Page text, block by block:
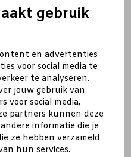
gebruik
en advertenties
voor social media te
te analyseren.
jouw gebruik van
voor social media,
partners kunnen deze
informatie die je
ze hebben verzameld
hun services.